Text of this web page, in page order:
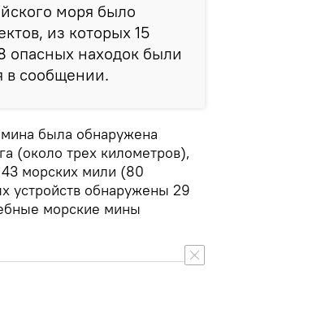
моря было
из которых 15
опасных находок были
в сообщении.
была обнаружена
(около трех километров),
43 морских мили (80
устройств обнаружены 29
морские мины